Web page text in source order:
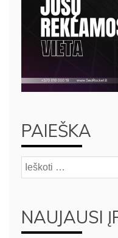
PAIEŠKA
Ieškoti:
NAUJAUSI